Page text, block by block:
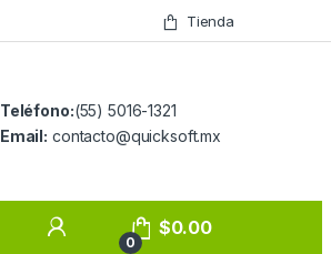
Tienda
Teléfono:(55) 5016-1321
Email: contacto@quicksoft.mx
0
$0.00